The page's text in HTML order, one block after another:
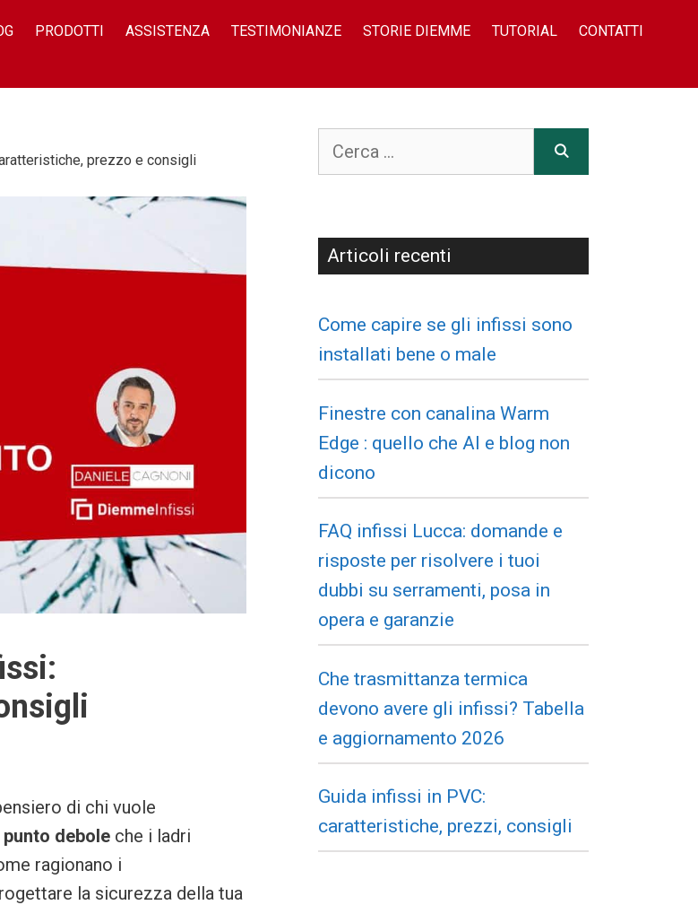
PRODOTTI ASSISTENZA TESTIMONIANZE STORIE DIEMME TUTORIAL CONTATTI
prezzo e consigli
di chi vuole
punto debole che i ladri
ragionano i
la sicurezza della tua
Articoli recenti
Come capire se gli infissi sono
installati bene o male
Finestre con canalina Warm
Edge : quello che AI e blog non
dicono
FAQ infissi Lucca: domande e
risposte per risolvere i tuoi
dubbi su serramenti, posa in
opera e garanzie
Che trasmittanza termica
devono avere gli infissi? Tabella
e aggiornamento 2026
Guida infissi in PVC:
caratteristiche, prezzi, consigli